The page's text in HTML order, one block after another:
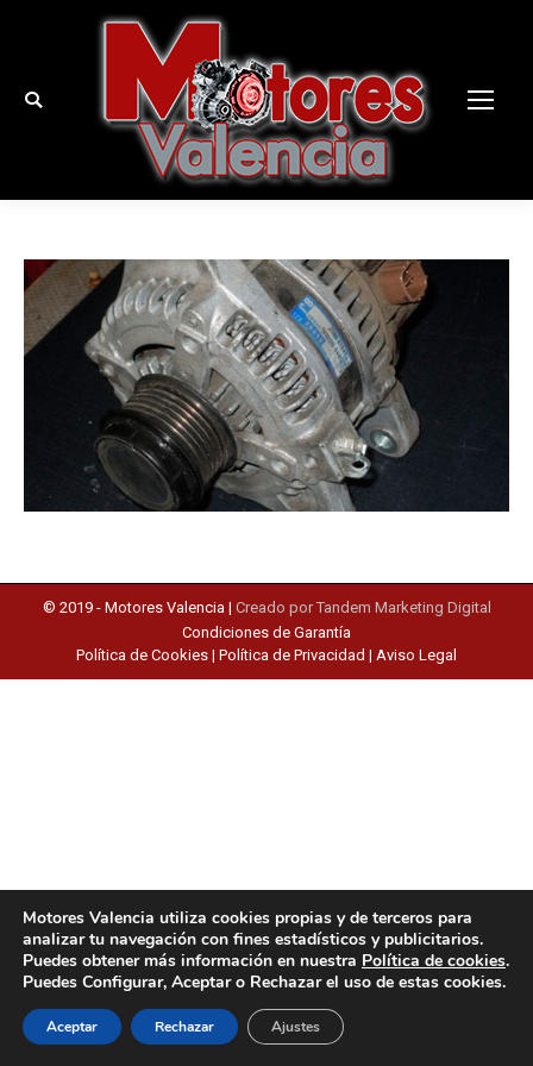
Buscar:
© 2019 - Motores Valencia| Creado por Tandem Marketing Digital
Condiciones de Garantía
Política de Cookies | Política de Privacidad | Aviso Legal
Motores Valencia utiliza cookies propias y de terceros para
analizar tu navegación con fines estadísticos y publicitarios.
Puedes obtener más información en nuestra Política de cookies.
Puedes Configurar, Aceptar o Rechazar el uso de estas cookies.
Aceptar Rechazar Ajustes